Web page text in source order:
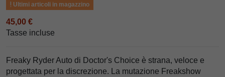
Ultimi articoli in magazzino
45,00 €
Tasse incluse
Freaky Ryder Auto di Doctor's Choice è strana, veloce e
progettata per la discrezione. La mutazione Freakshow